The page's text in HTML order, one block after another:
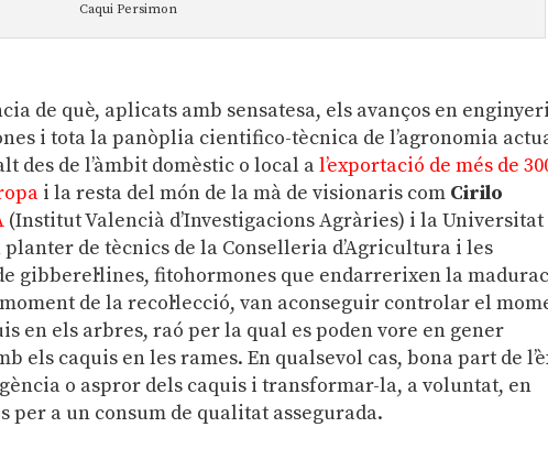
Caqui Persimon
de què, aplicats amb sensatesa, els avanços en
i tota la panòplia cientifico-tècnica de l’agronomia
des de l’àmbit domèstic o local al’exportació de més de
i la resta del món de la mà de visionaris com Cirilo
(Institut Valencià d’Investigacions Agràries) i la Universitat
de tècnics de la Conselleria d’Agricultura i les
gibberel·lines, fitohormones que endarrerixen la
de la recol·lecció, van aconseguir controlar el
en els arbres, raó per la qual es poden vore en gener
els caquis en les rames. En qualsevol cas, bona part de
o aspror dels caquis i transformar-la, a voluntat, en
per a un consum de qualitat assegurada.